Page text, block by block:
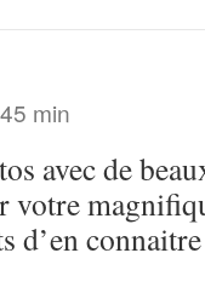
min
avec de
votre
d’en